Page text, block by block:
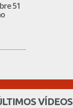
51
VÍDEOS